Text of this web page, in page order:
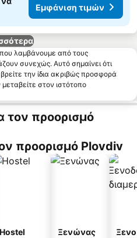
Εμφάνιση τιμών
που λαμβάνουμε από τους
συνεχώς. Αυτό σημαίνει ότι
την ίδια ακριβώς προσφορά
στον ιστότοπο
τον προορισμό
προορισμό Plovdiv
Hostel Ξενώνας